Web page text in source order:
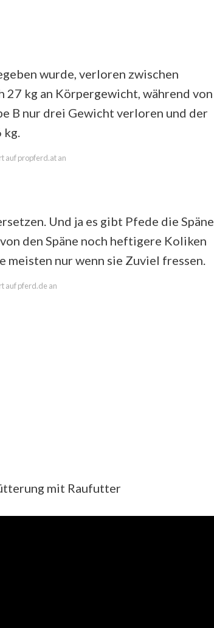
wurde, verloren zwischen
kg an Körpergewicht, während von
B nur drei Gewicht verloren und der
kg.
auf propferd.at an
Und ja es gibt Pfede die Späne
den Späne noch heftigere Koliken
meisten nur wenn sie Zuviel fressen.
auf pferd.de an
mit Raufutter